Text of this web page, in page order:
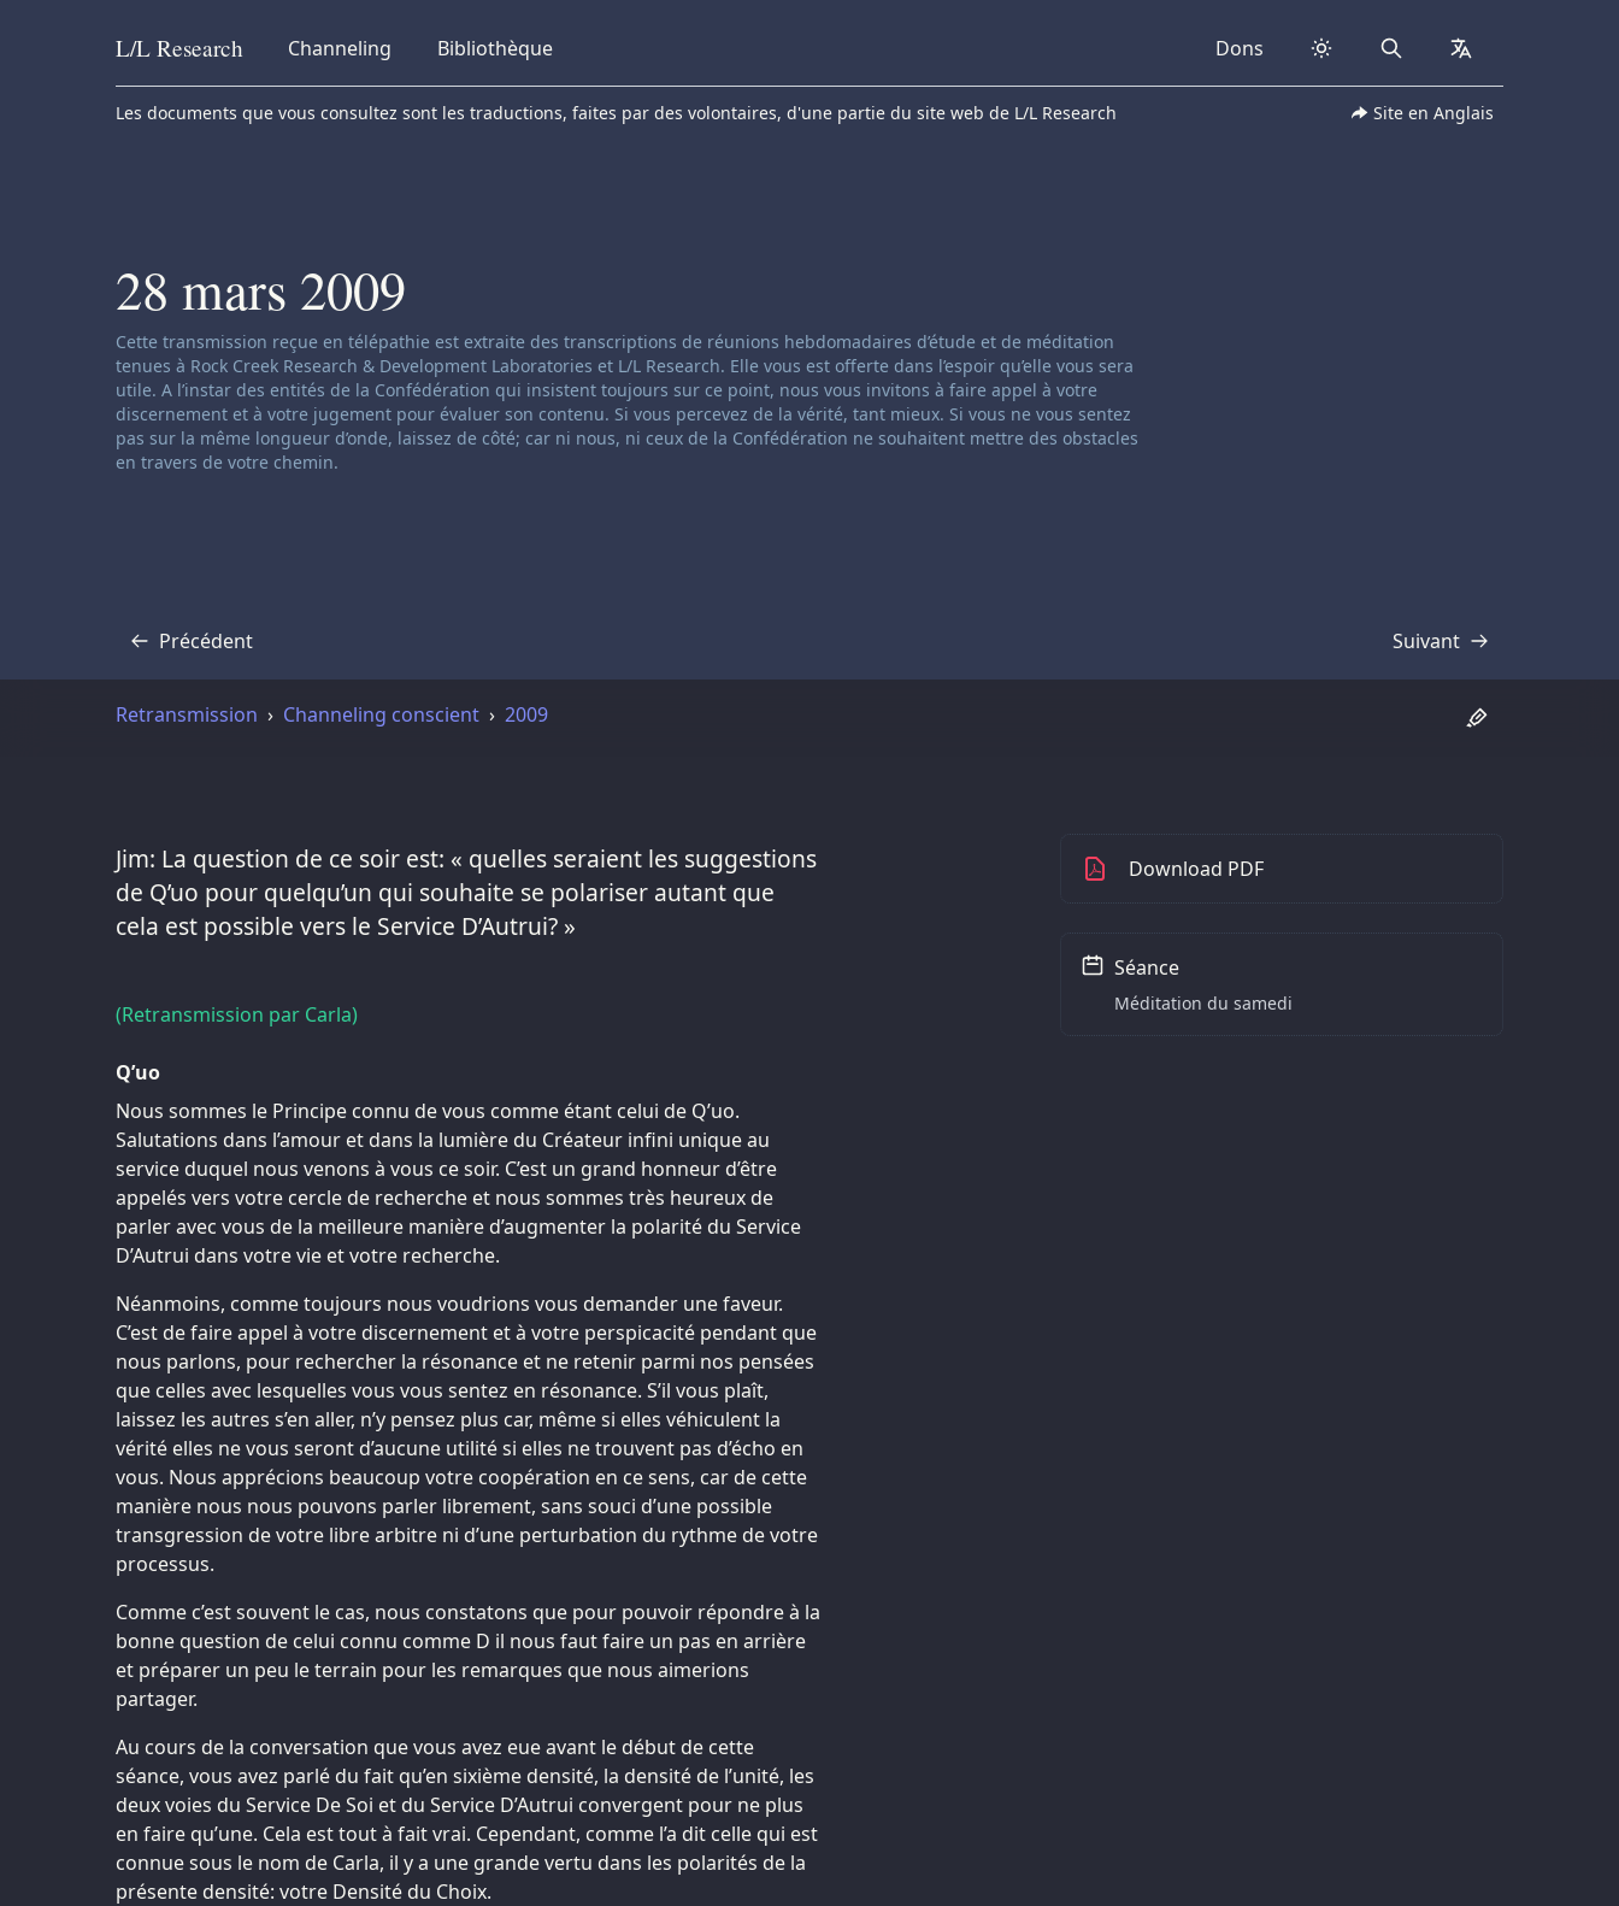
Skip to content
L/L Research Channeling Bibliothèque Dons Search collapsed
Les documents que vous consultez sont les traductions, faites par des volontaires, d'une partie du site web de L/L Research Site en Anglais
28 mars 2009
Clause de non-responsabilité concernant le channeling:
Cette transmission reçue en télépathie est extraite des transcriptions de réunions hebdomadaires d’étude et de méditation
tenues à Rock Creek Research & Development Laboratories et L/L Research. Elle vous est offerte dans l’espoir qu’elle vous sera
utile. A l’instar des entités de la Confédération qui insistent toujours sur ce point, nous vous invitons à faire appel à votre
discernement et à votre jugement pour évaluer son contenu. Si vous percevez de la vérité, tant mieux. Si vous ne vous sentez
pas sur la même longueur d’onde, laissez de côté; car ni nous, ni ceux de la Confédération ne souhaitent mettre des obstacles
en travers de votre chemin.
Précédent
Transcription Suivant
Transcription
Retransmission Channeling conscient 2009
Jim: La question de ce soir est: « quelles seraient les suggestions
de Q’uo pour quelqu’un qui souhaite se polariser autant que
cela est possible vers le Service D’Autrui? »
(Retransmission par Carla)
Q’uo
Nous sommes le Principe connu de vous comme étant celui de Q’uo.
Salutations dans l’amour et dans la lumière du Créateur infini unique au
service duquel nous venons à vous ce soir. C’est un grand honneur d’être
appelés vers votre cercle de recherche et nous sommes très heureux de
parler avec vous de la meilleure manière d’augmenter la polarité du Service
D’Autrui dans votre vie et votre recherche.
Néanmoins, comme toujours nous voudrions vous demander une faveur.
C’est de faire appel à votre discernement et à votre perspicacité pendant que
nous parlons, pour rechercher la résonance et ne retenir parmi nos pensées
que celles avec lesquelles vous vous sentez en résonance. S’il vous plaît,
laissez les autres s’en aller, n’y pensez plus car, même si elles véhiculent la
vérité elles ne vous seront d’aucune utilité si elles ne trouvent pas d’écho en
vous. Nous apprécions beaucoup votre coopération en ce sens, car de cette
manière nous nous pouvons parler librement, sans souci d’une possible
transgression de votre libre arbitre ni d’une perturbation du rythme de votre
processus.
Comme c’est souvent le cas, nous constatons que pour pouvoir répondre à la
bonne question de celui connu comme D il nous faut faire un pas en arrière
et préparer un peu le terrain pour les remarques que nous aimerions
partager.
Au cours de la conversation que vous avez eue avant le début de cette
séance, vous avez parlé du fait qu’en sixième densité, la densité de l’unité, les
deux voies du Service De Soi et du Service D’Autrui convergent pour ne plus
en faire qu’une. Cela est tout à fait vrai. Cependant, comme l’a dit celle qui est
connue sous le nom de Carla, il y a une grande vertu dans les polarités de la
présente densité: votre Densité du Choix.
Download PDF
Séance
Méditation du samedi